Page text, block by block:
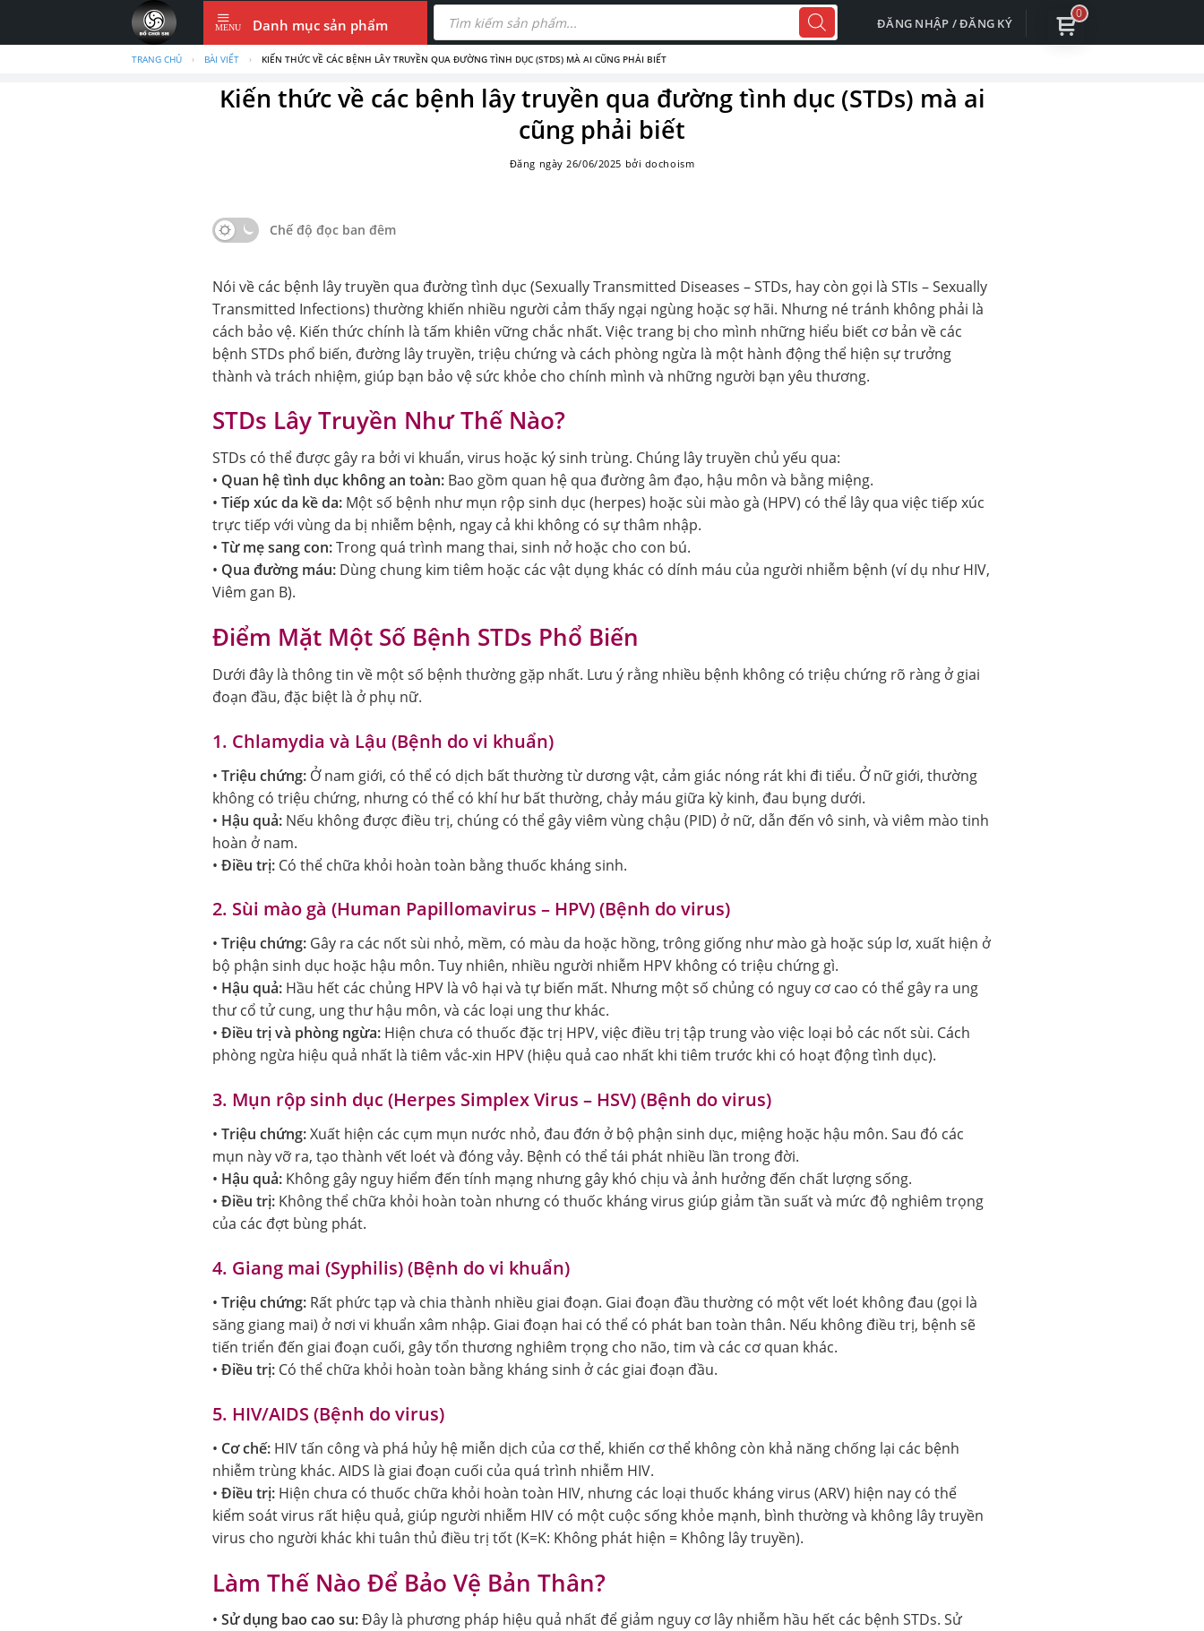
Danh mục sản phẩm
Tìm
kiếm
phẩm
ĐĂNG NHẬP / ĐĂNG KÝ
TRANG CHỦ › BÀI VIẾT › KIẾN THỨC VỀ CÁC BỆNH LÂY TRUYỀN QUA ĐƯỜNG TÌNH DỤC (STDS) MÀ AI CŨNG PHẢI BIẾT
Kiến thức về các bệnh lây truyền qua đường tình dục (STDs) mà ai
cũng phải biết
Đăng ngày 26/06/2025 bởi dochoism
Chế độ đọc ban đêm
Nói về các bệnh lây truyền qua đường tình dục (Sexually Transmitted Diseases – STDs, hay còn gọi là STIs – Sexually
Transmitted Infections) thường khiến nhiều người cảm thấy ngại ngùng hoặc sợ hãi. Nhưng né tránh không phải là
cách bảo vệ. Kiến thức chính là tấm khiên vững chắc nhất. Việc trang bị cho mình những hiểu biết cơ bản về các
bệnh STDs phổ biến, đường lây truyền, triệu chứng và cách phòng ngừa là một hành động thể hiện sự trưởng
thành và trách nhiệm, giúp bạn bảo vệ sức khỏe cho chính mình và những người bạn yêu thương.
STDs Lây Truyền Như Thế Nào?
STDs có thể được gây ra bởi vi khuẩn, virus hoặc ký sinh trùng. Chúng lây truyền chủ yếu qua:
• Quan hệ tình dục không an toàn: Bao gồm quan hệ qua đường âm đạo, hậu môn và bằng miệng.
• Tiếp xúc da kề da: Một số bệnh như mụn rộp sinh dục (herpes) hoặc sùi mào gà (HPV) có thể lây qua việc tiếp xúc
trực tiếp với vùng da bị nhiễm bệnh, ngay cả khi không có sự thâm nhập.
• Từ mẹ sang con:Trong quá trình mang thai, sinh nở hoặc cho con bú.
• Qua đường máu: Dùng chung kim tiêm hoặc các vật dụng khác có dính máu của người nhiễm bệnh (ví dụ như HIV,
Viêm gan B).
Điểm Mặt Một Số Bệnh STDs Phổ Biến
Dưới đây là thông tin về một số bệnh thường gặp nhất. Lưu ý rằng nhiều bệnh không có triệu chứng rõ ràng ở giai
đoạn đầu, đặc biệt là ở phụ nữ.
1. Chlamydia và Lậu (Bệnh do vi khuẩn)
• Triệu chứng: Ở nam giới, có thể có dịch bất thường từ dương vật, cảm giác nóng rát khi đi tiểu. Ở nữ giới, thường
không có triệu chứng, nhưng có thể có khí hư bất thường, chảy máu giữa kỳ kinh, đau bụng dưới.
• Hậu quả: Nếu không được điều trị, chúng có thể gây viêm vùng chậu (PID) ở nữ, dẫn đến vô sinh, và viêm mào tinh
hoàn ở nam.
• Điều trị: Có thể chữa khỏi hoàn toàn bằng thuốc kháng sinh.
2. Sùi mào gà (Human Papillomavirus – HPV) (Bệnh do virus)
• Triệu chứng: Gây ra các nốt sùi nhỏ, mềm, có màu da hoặc hồng, trông giống như mào gà hoặc súp lơ, xuất hiện ở
bộ phận sinh dục hoặc hậu môn. Tuy nhiên, nhiều người nhiễm HPV không có triệu chứng gì.
• Hậu quả: Hầu hết các chủng HPV là vô hại và tự biến mất. Nhưng một số chủng có nguy cơ cao có thể gây ra ung
thư cổ tử cung, ung thư hậu môn, và các loại ung thư khác.
• Điều trị và phòng ngừa: Hiện chưa có thuốc đặc trị HPV, việc điều trị tập trung vào việc loại bỏ các nốt sùi. Cách
phòng ngừa hiệu quả nhất là tiêm vắc-xin HPV (hiệu quả cao nhất khi tiêm trước khi có hoạt động tình dục).
3. Mụn rộp sinh dục (Herpes Simplex Virus – HSV) (Bệnh do virus)
• Triệu chứng:Xuất hiện các cụm mụn nước nhỏ, đau đớn ở bộ phận sinh dục, miệng hoặc hậu môn. Sau đó các
mụn này vỡ ra, tạo thành vết loét và đóng vảy. Bệnh có thể tái phát nhiều lần trong đời.
• Hậu quả: Không gây nguy hiểm đến tính mạng nhưng gây khó chịu và ảnh hưởng đến chất lượng sống.
• Điều trị: Không thể chữa khỏi hoàn toàn nhưng có thuốc kháng virus giúp giảm tần suất và mức độ nghiêm trọng
của các đợt bùng phát.
4. Giang mai (Syphilis) (Bệnh do vi khuẩn)
• Triệu chứng: Rất phức tạp và chia thành nhiều giai đoạn. Giai đoạn đầu thường có một vết loét không đau (gọi là
săng giang mai) ở nơi vi khuẩn xâm nhập. Giai đoạn hai có thể có phát ban toàn thân. Nếu không điều trị, bệnh sẽ
tiến triển đến giai đoạn cuối, gây tổn thương nghiêm trọng cho não, tim và các cơ quan khác.
• Điều trị: Có thể chữa khỏi hoàn toàn bằng kháng sinh ở các giai đoạn đầu.
5. HIV/AIDS (Bệnh do virus)
• Cơ chế: HIV tấn công và phá hủy hệ miễn dịch của cơ thể, khiến cơ thể không còn khả năng chống lại các bệnh
nhiễm trùng khác. AIDS là giai đoạn cuối của quá trình nhiễm HIV.
• Điều trị: Hiện chưa có thuốc chữa khỏi hoàn toàn HIV, nhưng các loại thuốc kháng virus (ARV) hiện nay có thể
kiểm soát virus rất hiệu quả, giúp người nhiễm HIV có một cuộc sống khỏe mạnh, bình thường và không lây truyền
virus cho người khác khi tuân thủ điều trị tốt (K=K: Không phát hiện = Không lây truyền).
Làm Thế Nào Để Bảo Vệ Bản Thân?
• Sử dụng bao cao su:Đây là phương pháp hiệu quả nhất để giảm nguy cơ lây nhiễm hầu hết các bệnh STDs. Sử
0